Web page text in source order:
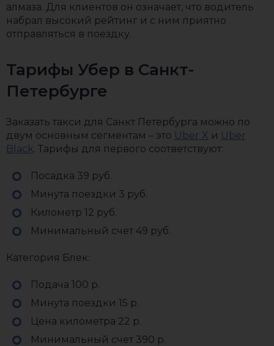
алмаза. Для клиентов он означает, что водитель
набрал высокий рейтинг и с ним приятно
отправляться в поездку.
Тарифы Убер в Санкт-
Петербурге
Заказать такси для Санкт Петербурга можно по
двум основным сегментам – это Uber X и Uber
Black. Тарифы для первого соответствуют:
Посадка 39 руб.
Минута поездки 3 руб.
Километр 12 руб.
Минимальный счет 49 руб.
Категория Блек:
Подача 100 р.
Минута поездки 15 р.
Цена километра 22 р.
Минимальный счет 390 р.